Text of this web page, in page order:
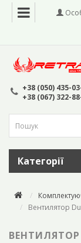
+38 (050) 435-
+38 (067) 322-
Категорії
Вентилятор
ВЕНТИЛЯТОР